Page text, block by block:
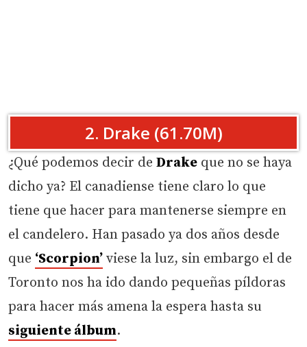
2. Drake (61.70M)
¿Qué podemos decir de Drake que no se haya
dicho ya? El canadiense tiene claro lo que
tiene que hacer para mantenerse siempre en
el candelero. Han pasado ya dos años desde
que ‘Scorpion’ viese la luz, sin embargo el de
Toronto nos ha ido dando pequeñas píldoras
para hacer más amena la espera hasta su
siguiente álbum.